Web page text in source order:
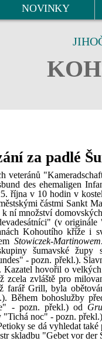
NOVINKY
za padlé
veteránů
des ehemaligen
října v 10 hodin v
částmi Sankt
ní množství
(v
Kohoutího kříže i
Stowiczek-Martinowem
šumavské župy
- pozn. překl.).
hovořil o
zcela zvláště pro
farář Grill, byla
Během bohoslužby
- pozn. překl.) od
"Tichá noc" - pozn.
se dá vyhledat
skladbu "Gebet vor